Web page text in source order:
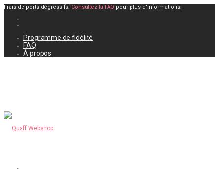
Frais de ports dégressifs. Consultez la FAQ pour plus d'informations.
Programme de fidélité
FAQ
À propos